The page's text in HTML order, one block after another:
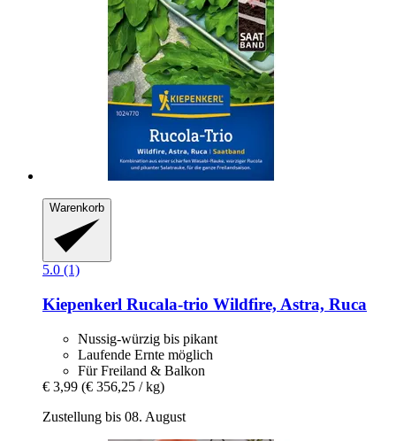
Warenkorb
5.0 (1)
Kiepenkerl Rucala-​trio Wildfire, Astra, Ruca
Nussig-würzig bis pikant
Laufende Ernte möglich
Für Freiland & Balkon
€ 3,99 (€ 356,25 / kg)
Zustellung bis 08. August